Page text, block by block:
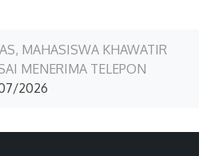
MAHASISWA KHAWATIR
MENERIMA TELEPON
2026